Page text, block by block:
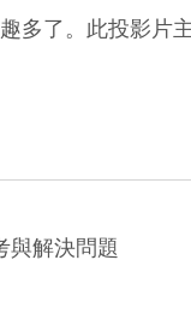
多了。此投影片
與解決問題